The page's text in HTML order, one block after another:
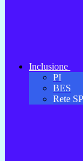
Inclusione
PI
BES
Rete